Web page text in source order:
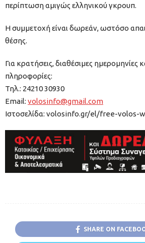
περίπτωση αμιγώς ελληνικού γκρουπ.
Η συμμετοχή είναι δωρεάν, ωστόσο
θέσης.
Για κρατήσεις, διαθέσιμες ημερομηνίες
πληροφορίες:
Τηλ.: 24210 30930
Email: volosinfο@gmail.com
Ιστοσελίδα: volosinfo.gr/el/free-volos-
SHARE ON